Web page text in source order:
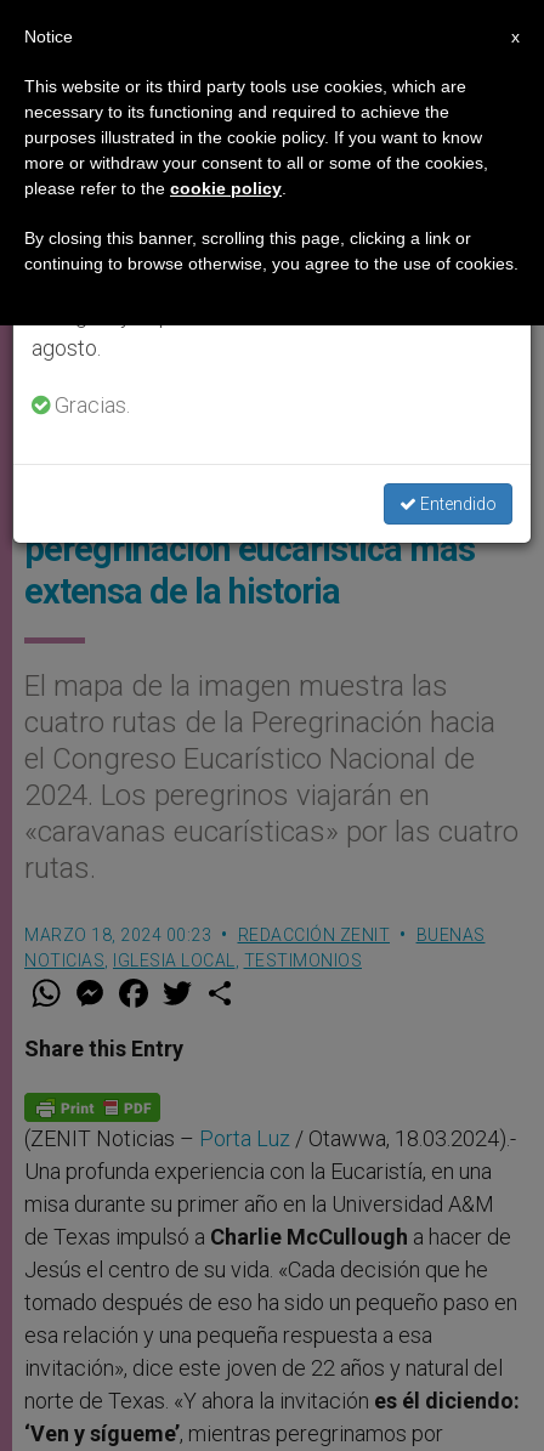
BUENAS NOTICIAS, IGLESIA LOCAL,TESTIMONIOS
Por amor a Dios: 24 adoradores
peregrinación eucarística más
extensa de la historia
El mapa de la imagen muestra las
cuatro rutas de la Peregrinación hacia
el Congreso Eucarístico Nacional de
2024. Los peregrinos viajarán en
«caravanas eucarísticas» por las cuatro
rutas.
MARZO 18, 2024 00:23 REDACCIÓN ZENIT
BUENAS
NOTICIAS
IGLESIA LOCAL TESTIMONIOS
W
t
s
p
p
M
e
s
e
g
e
r
F
a
e
b
o
k
w
Share this Entry
(ZENIT Noticias – Porta Luz / Otawwa, 18.03.2024).-
Una profunda experiencia con la Eucaristía, en una
misa durante su primer año en la Universidad A&M
de Texas impulsó a Charlie McCullough a hacer de
Jesús el centro de su vida. «Cada decisión que he
tomado después de eso ha sido un pequeño paso en
esa relación y una pequeña respuesta a esa
invitación», dice este joven de 22 años y natural del
norte de Texas. «Y ahora la invitación es él diciendo:
‘Ven y sígueme’, mientras peregrinamos por
×
Aviso importante
Del 27 de julio al 7 de agosto haremos la pausa
anual, aprovechando que en el periodo de verano
se generan menos informaciones y también el
agosto.
Gracias.
Entendido
x
Notice
This website or its third party tools use cookies, which are
necessary to its functioning and required to achieve the
purposes illustrated in the cookie policy. If you want to know
more or withdraw your consent to all or some of the cookies,
please refer to the cookie policy
By closing this banner, scrolling this page, clicking a link or
continuing to browse otherwise, you agree to the use of cookies.